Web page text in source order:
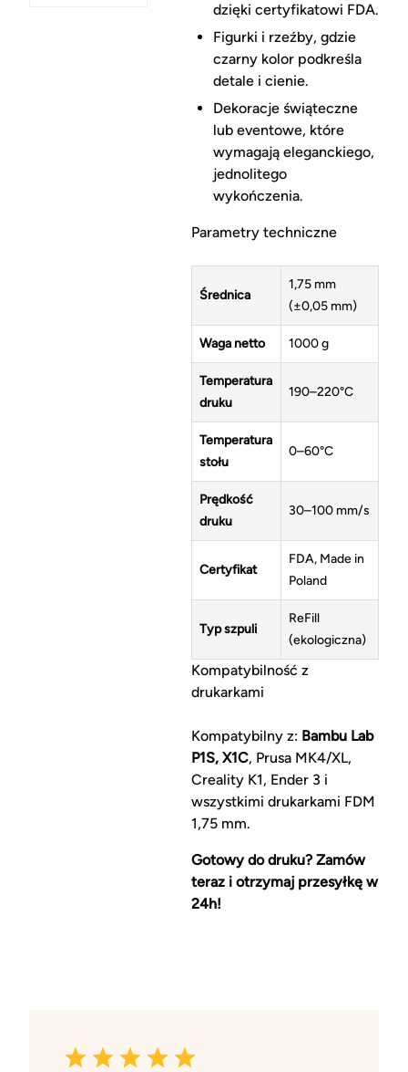
dzięki certyfikatowi FDA.
Figurki i rzeźby, gdzie
czarny kolor podkreśla
detale i cienie.
Dekoracje świąteczne
lub eventowe, które
wymagają eleganckiego,
jednolitego
wykończenia.
Parametry techniczne
Średnica
1,75 mm
(±0,05 mm)
Waga netto 1000 g
Temperatura
druku
190–220°C
Temperatura
stołu
0–60°C
Prędkość
druku
30–100 mm/s
Certyfikat
FDA, Made in
Poland
Typ szpuli
ReFill
(ekologiczna)
Kompatybilność z
drukarkami
Kompatybilny z: Bambu Lab
P1S, X1C, Prusa MK4/XL,
Creality K1, Ender 3 i
wszystkimi drukarkami FDM
1,75 mm.
Gotowy do druku? Zamów
teraz i otrzymaj przesyłkę w
24h!